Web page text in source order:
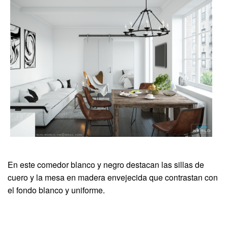
En este comedor blanco y negro destacan las sillas de
cuero y la mesa en madera envejecida que contrastan con
el fondo blanco y uniforme.